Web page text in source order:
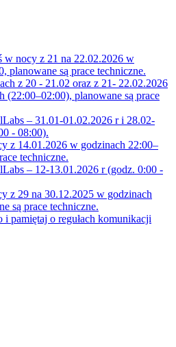
w nocy z 21 na 22.02.2026 w
planowane są prace techniczne.
z 20 - 21.02 oraz z 21- 22.02.2026
(22:00–02:00), planowane są prace
– 31.01-01.02.2026 r i 28.02-
- 08:00).
z 14.01.2026 w godzinach 22:00–
techniczne.
– 12-13.01.2026 r (godz. 0:00 -
z 29 na 30.12.2025 w godzinach
są prace techniczne.
i pamiętaj o regułach komunikacji